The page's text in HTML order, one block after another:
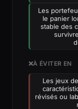
Les
le panier
stable des
❌À ÉVITER EN
Les jeux
révisés ou